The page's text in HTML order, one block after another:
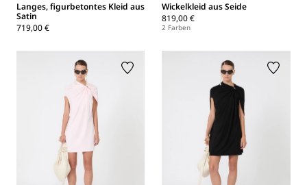
Langes, figurbetontes Kleid aus
Satin
719,00 €
Wickelkleid aus Seide
819,00 €
2 Farben